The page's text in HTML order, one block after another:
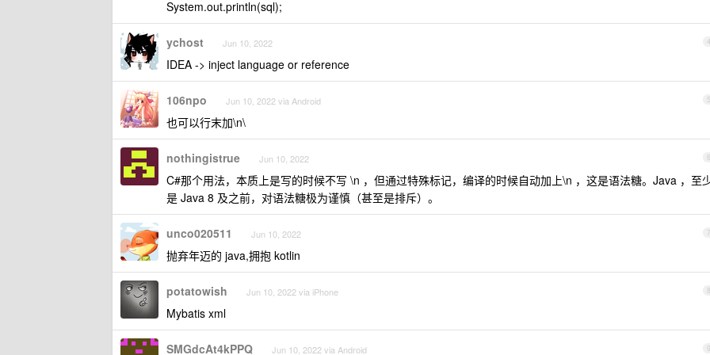
System.out.println(sql);
4
ychost Jun 10, 2022
IDEA -> inject language or reference
5
106npo Jun 10, 2022 via Android
也可以行末加\n\
6
nothingistrue Jun 10, 2022
C#那个用法，本质上是写的时候不写 \n ，但通过特殊标记，编译的时候自动加上\n ，这是语法糖。Java ，至
是 Java 8 及之前，对语法糖极为谨慎（甚至是排斥）。
7
unco020511 Jun 10, 2022
抛弃年迈的 java,拥抱 kotlin
8
potatowish Jun 10, 2022 via iPhone
Mybatis xml
9
SMGdcAt4kPPQ Jun 10, 2022 via Android